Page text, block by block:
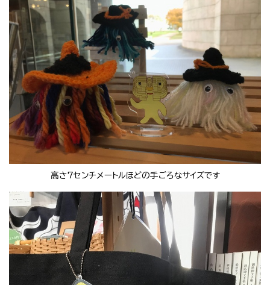
高さ7センチメートルほどの手ごろなサイズです